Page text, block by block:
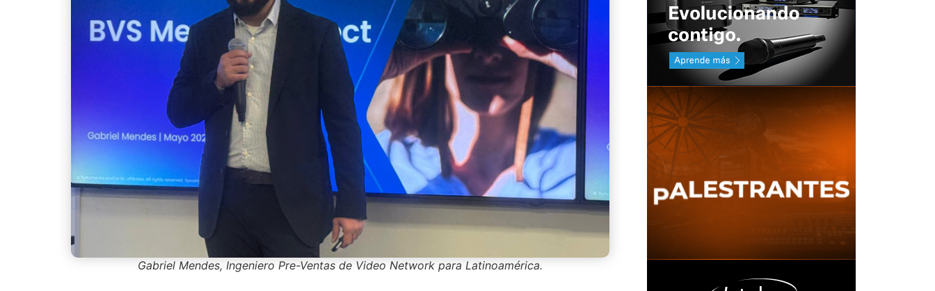
Gabriel Mendes, Ingeniero Pre-Ventas de Video Network para Latinoamérica.